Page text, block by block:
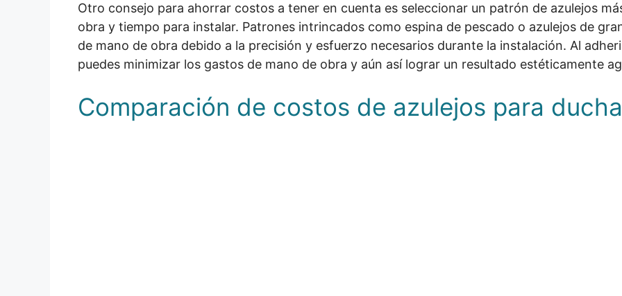
Otro consejo para ahorrar costos a tener en cuenta es seleccionar un patrón de azulejos
obra y tiempo para instalar. Patrones intrincados como espina de pescado o azulejos de
de mano de obra debido a la precisión y esfuerzo necesarios durante la instalación. Al
puedes minimizar los gastos de mano de obra y aún así lograr un resultado estéticamente
Comparación de costos de azulejos para ducha